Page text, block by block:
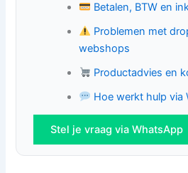
Betalen, BTW en
Problemen met
webshops
Productadvies en
Hoe werkt hulp via
Stel je vraag via WhatsApp